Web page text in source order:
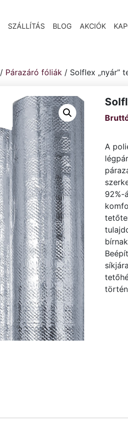
SZÁLLÍTÁS BLOG AKCIÓK
/ Párazáró fóliák / Solflex „nyár”
A
92%-